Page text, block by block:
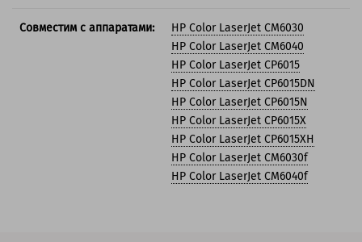
Совместим с аппаратами:
HP Color LaserJet CM6030
HP Color LaserJet CM6040
HP Color LaserJet CP6015
HP Color LaserJet CP6015DN
HP Color LaserJet CP6015N
HP Color LaserJet CP6015X
HP Color LaserJet CP6015XH
HP Color LaserJet CM6030f
HP Color LaserJet CM6040f